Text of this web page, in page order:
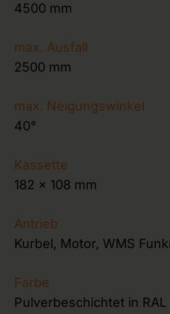
4500 mm
max. Ausfall
2500 mm
max. Neigungswinkel
40°
Kassette
182 x 108 mm
Antrieb
Kurbel, Motor, WMS
Farbe
Pulverbeschichtet in RAL